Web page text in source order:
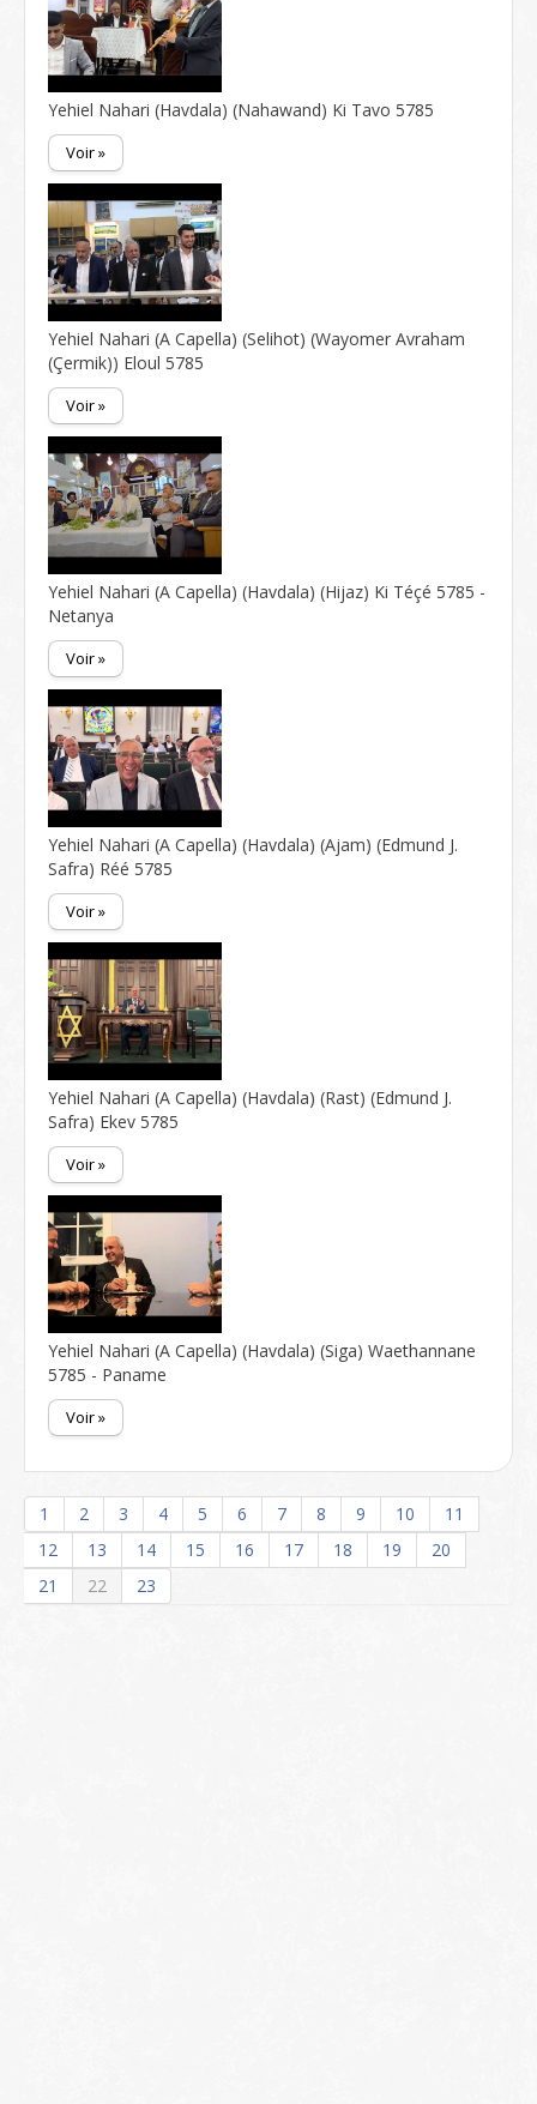
Yehiel Nahari (Havdala) (Nahawand) Ki Tavo 5785
Voir »
Yehiel Nahari (A Capella) (Selihot) (Wayomer Avraham
(Çermik)) Eloul 5785
Voir »
Yehiel Nahari (A Capella) (Havdala) (Hijaz) Ki Téçé 5785 -
Netanya
Voir »
Yehiel Nahari (A Capella) (Havdala) (Ajam) (Edmund J.
Safra) Réé 5785
Voir »
Yehiel Nahari (A Capella) (Havdala) (Rast) (Edmund J.
Safra) Ekev 5785
Voir »
Yehiel Nahari (A Capella) (Havdala) (Siga) Waethannane
5785 - Paname
Voir »
1 2 3 4 5 6 7 8 9 10
11
12
13 14 15 16 17 18 19
20
21
22 23